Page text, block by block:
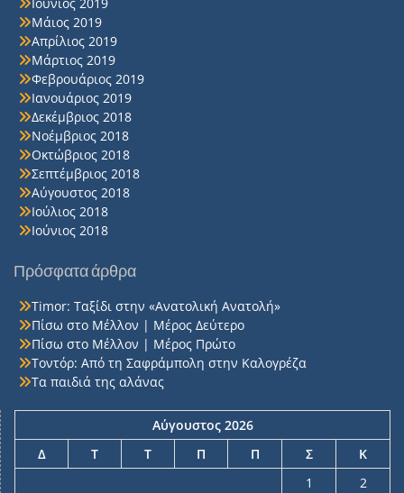
Μάιος 2019
Απρίλιος 2019
Μάρτιος 2019
Φεβρουάριος 2019
Ιανουάριος 2019
Δεκέμβριος 2018
Νοέμβριος 2018
Οκτώβριος 2018
Σεπτέμβριος 2018
Αύγουστος 2018
Ιούλιος 2018
Ιούνιος 2018
Πρόσφατα άρθρα
Timor: Ταξίδι στην «Ανατολική Ανατολή»
Πίσω στο Μέλλον | Μέρος Δεύτερο
Πίσω στο Μέλλον | Μέρος Πρώτο
Τοντόρ: Από τη Σαφράμπολη στην Καλογρέζα
Τα παιδιά της αλάνας
Αύγουστος 2026
Δ
Τ Τ Π Π Σ
Κ
1
2